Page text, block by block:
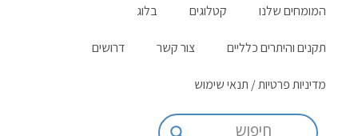
המומחים שלנו קטלוגים בלוג
תקנים והיתרים כלליים צור קשר דרושים
מדיניות פרטיות / תנאי שימוש